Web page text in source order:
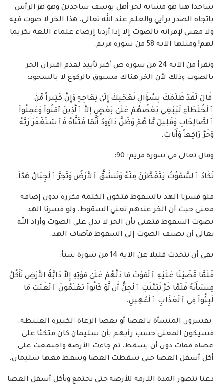
ساجدا هنا هو مشابه لخر أهل يوسف ساجدين وهو هز الرأس
باتجاه الصدر برأيي والعلم عند الله تعالى. هذا الخر لا صوت فيه
ولا معنى لإقرانه بالصوت إلا إذا أردنا إرضاء علماء اللغة تكريما
لهم! ومثلها الآية 58 من سورة مريم.
ونقرأ من الآية 24 من سورة ص أكبر تأييد لعدم اقتران الخر
بالصوت وذلك لأن الخر هناك مسبوق بالركوع لا بالسجود:
قَالَ لَقَدْ ظَلَمَكَ بِسُؤَالِ نَعْجَتِكَ إِلَىٰ نِعَاجِهِ وَإِنَّ كَثِيراً مِّنَ
ٱلْخُلَطَآءِ لَيَبْغِي بَعْضُهُمْ عَلَىٰ بَعْضٍ إِلاَّ ٱلَّذِينَ آمَنُواْ وَعَمِلُواْ
ٱلصَّالِحَاتِ وَقَلِيلٌ مَّا هُمْ وَظَنَّ دَاوُودُ أَنَّمَا فَتَنَّاهُ فَٱسْتَغْفَرَ رَبَّهُ
وَخَرَّ رَاكِعاً وَأَنَابَ.
وقال تعالى في سورة مريم: 90:
تَكَادُ ٱلسَّمَٰوَٰتُ يَتَفَطَّرْنَ مِنْهُ وَتَنشَقُّ ٱلأَرْضُ وَتَخِرُّ ٱلْجِبَالُ هَدّاً.
فلو فسرنا الهد بالسقوط فتكون الكلمة مكررة بدون إضافة
معنى حيث أن الخر عندهم تعني السقوط. ولو فسرنا الهد
بصوت السقوط فتعني بأن الخر لا يدل على الصوت وأراد الله
تعالى أن يضيف الصوت إلى السقوط فأضاف الهد.
بقي أن نتحدث قليلا عن الآية 14 من سورة سبأ:
فَلَمَّا قَضَيْنَا عَلَيْهِ ٱلْمَوْتَ مَا دَلَّهُمْ عَلَىٰ مَوْتِهِ إِلاَّ دَابَّةُ الأَرْضِ تَأْكُلُ
مِنسَأَتَهُ فَلَمَّا خَرَّ تَبَيَّنَتِ ٱلْجِنُّ أَن لَّوْ كَانُواْ يَعْلَمُونَ ٱلْغَيْبَ مَا
لَبِثُواْ فِي ٱلْعَذَابِ ٱلْمُهِينِ.
يفسرون المنسأة بالعصا أو بعصا الرعاة الكبيرة الغليظة.
فسيكون المعنى حسب رأيهم بأن سليمان كان متكئا على
عصاه فمات دون أن يسقط. ثم جاءت الأرضة واجتمعت على
أكل أسفل العصا حتى سقطت العصا وسقط معها سليمان.
دعنا نتصور المدة اللازمة للأرضة حتى تجتمع وتأكل أسفل العصا